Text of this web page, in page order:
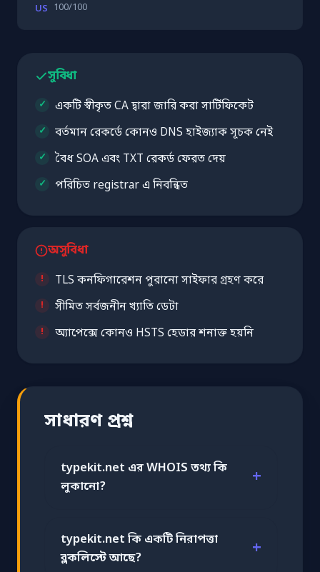
US 100/100
সুবিধা
একটি স্বীকৃত CA দ্বারা জারি করা সার্টিফিকেট
বর্তমান রেকর্ডে কোনও DNS হাইজ্যাক সূচক নেই
বৈধ SOA এবং TXT রেকর্ড ফেরত দেয়
পরিচিত registrar এ নিবন্ধিত
অসুবিধা
TLS কনফিগারেশন পুরানো সাইফার গ্রহণ করে
সীমিত সর্বজনীন খ্যাতি ডেটা
অ্যাপেক্সে কোনও HSTS হেডার শনাক্ত হয়নি
সাধারণ প্রশ্ন
typekit.net এর WHOIS তথ্য কি
লুকানো?
typekit.net কি একটি নিরাপত্তা
ব্লকলিস্টে আছে?